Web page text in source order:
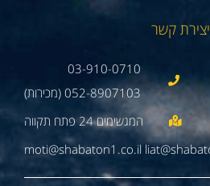
יצירת קשר
03-910-0710
052-8907103 (מכירות)
moti@shabaton1.co.il